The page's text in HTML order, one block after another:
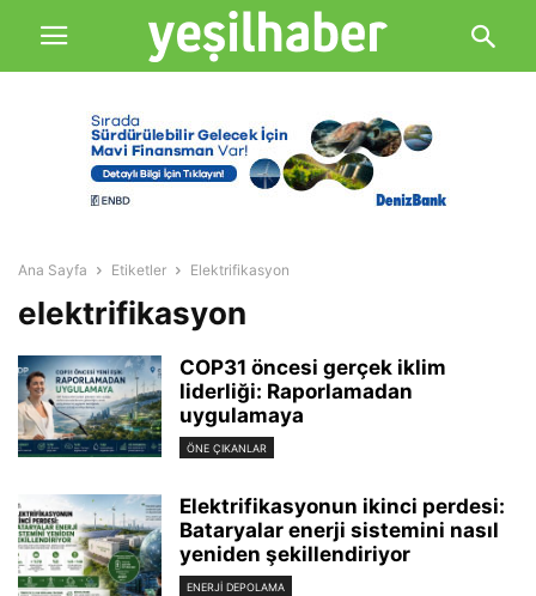
Ana Sayfa Etiketler Elektrifikasyon
elektrifikasyon
COP31 öncesi gerçek iklim
liderliği: Raporlamadan
uygulamaya
ÖNE ÇIKANLAR
Elektrifikasyonun ikinci perdesi:
Bataryalar enerji sistemini nasıl
yeniden şekillendiriyor
ENERJI DEPOLAMA